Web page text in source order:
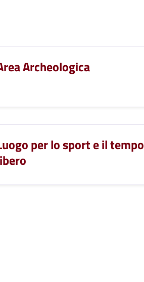
Archeologica
per lo sport e il tempo